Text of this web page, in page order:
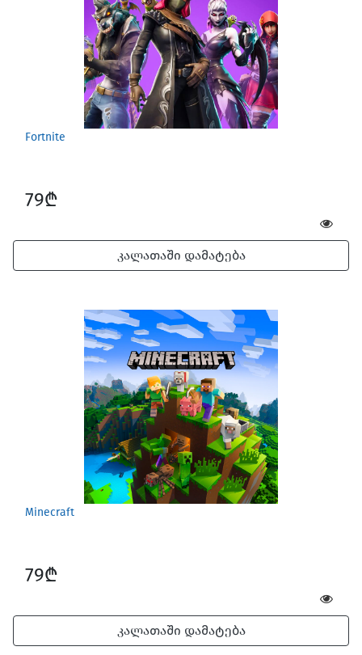
Games for Mac
Car Gadgets
Fortnite
79₾
კალათაში დამატება
Minecraft
79₾
კალათაში დამატება